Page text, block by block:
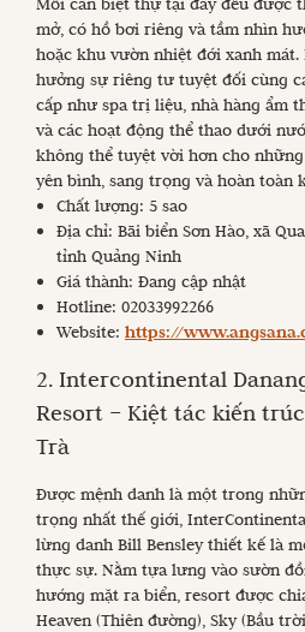
mở, có hồ bơi riêng và tầm nhìn
hoặc khu vườn nhiệt đới xanh mát.
hưởng sự riêng tư tuyệt đối cùng
cấp như spa trị liệu, nhà hàng ẩm
và các hoạt động thể thao dưới
không thể tuyệt vời hơn cho
yên bình, sang trọng và hoàn toàn
Chất lượng: 5 sao
Địa chỉ: Bãi biển Sơn Hào, xã
tỉnh Quảng Ninh
Giá thành: Đang cập nhật
Hotline: 02033992266
Website: https://
2. Intercontinental
Resort – Kiệt tác kiến
Trà
Được mệnh danh là một trong
trọng nhất thế giới,
lừng danh Bill Bensley thiết kế là
thực sự. Nằm tựa lưng vào sườn
hướng mặt ra biển, resort được
Heaven (Thiên đường), Sky (Bầu